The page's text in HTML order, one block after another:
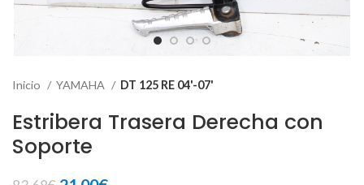
Inicio YAMAHA DT 125 RE 04'-07'
Estribera Trasera Derecha con
Soporte